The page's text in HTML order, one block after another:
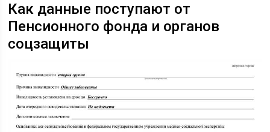
Как данные поступают от
Пенсионного фонда и органов
соцзащиты